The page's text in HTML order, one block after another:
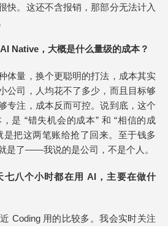
快。这还不含报销，那部分无法计入
Native，大概是什么量级的成本？
体量，换个更聪明的打法，成本其实
公司，人均花不了多少，而且目标够
专注，成本反而可控。说到底，这个
是 “错失机会的成本” 和 “相信的成
是把这两笔账给抢了回来。至于钱多
是了——我说的是公司，不是个人。
七八个小时都在用 AI，主要在做什
Coding 用的比较多。我会实时关注